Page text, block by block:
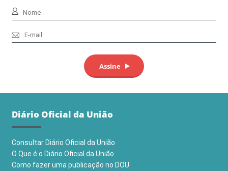
Diário Oficial da União
Consultar Diário Oficial da União
O Que é o Diário Oficial da União
Como fazer uma publicação no DOU